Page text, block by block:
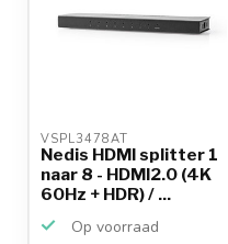
VSPL3478AT
Nedis HDMI splitter 1
naar 8 - HDMI2.0 (4K
60Hz + HDR) / ...
Op voorraad